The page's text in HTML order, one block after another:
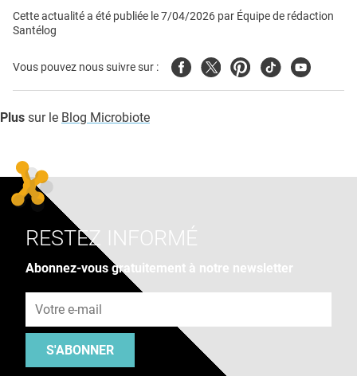
Cette actualité a été publiée le7/04/2026 par Équipe de rédaction
Santélog
Vous pouvez nous suivre sur : FacebookTwitterPinterest
TiktokYoutube
Plus sur le Blog Microbiote
RESTEZ INFORMÉ
Abonnez-vous gratuitement à notre newsletter
S'ABONNER